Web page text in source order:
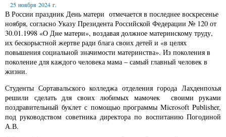
25 ноября 2024 г.
В России праздник День матери отмечается в последнее воскресенье
ноября, согласно Указу Президента Российской Федерации № 120 от
30.01.1998 «О Дне матери», воздавая должное материнскому труду,
их бескорыстной жертве ради блага своих детей и «в целях
повышения социальной значимости материнства». Из поколения в
поколение для каждого человека мама – самый главный человек в
жизни.
Студенты Сортавальского колледжа отделения города Лахденпохья
решили сделать для своих любимых мамочек своими руками
поздравительный буклет с помощью программы Microsoft Publisher,
под руководством советника директора по воспитанию Погодиной
А.В.